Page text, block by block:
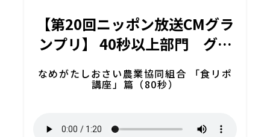
【第20回ニッポン放送CMグラ
ンプリ】 40秒以上部門 グラ
ンプリ
なめがたしおさい農業協同組合 「食リポ
講座」篇（80秒）